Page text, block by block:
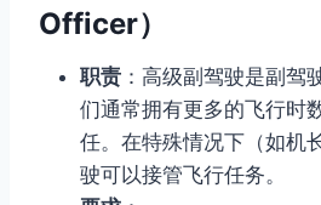
Officer）
职责 ：高级副驾驶是副驾
们通常拥有更多的飞行时
任。在特殊情况下（如机
驶可以接管飞行任务。